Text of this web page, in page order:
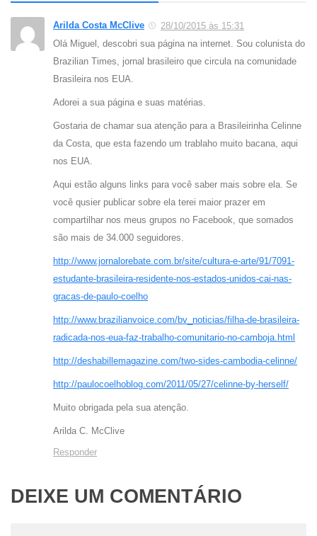
Arilda Costa McClive
28/10/2015 às 15:31
Olá Miguel, descobri sua página na internet. Sou colunista do
Brazilian Times, jornal brasileiro que circula na comunidade
Brasileira nos EUA.
Adorei a sua página e suas matérias.
Gostaria de chamar sua atenção para a Brasileirinha Celinne
da Costa, que esta fazendo um trablaho muito bacana, aqui
nos EUA.
Aqui estão alguns links para você saber mais sobre ela. Se
você qusier publicar sobre ela terei maior prazer em
compartilhar nos meus grupos no Facebook, que somados
são mais de 34.000 seguidores.
http://www.jornalorebate.com.br/site/cultura-e-arte/91/7091-
estudante-brasileira-residente-nos-estados-unidos-cai-nas-
gracas-de-paulo-coelho
http://www.brazilianvoice.com/bv_noticias/filha-de-brasileira-
radicada-nos-eua-faz-trabalho-comunitario-no-camboja.html
http://deshabillemagazine.com/two-sides-cambodia-celinne/
http://paulocoelhoblog.com/2011/05/27/celinne-by-herself/
Muito obrigada pela sua atenção.
Arilda C. McClive
Responder
DEIXE UM COMENTÁRIO